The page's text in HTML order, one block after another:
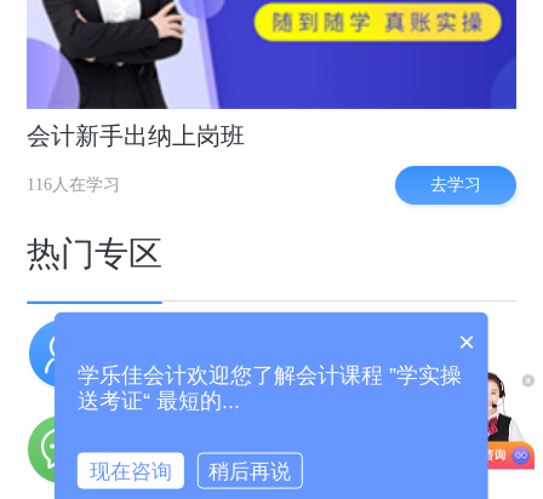
会计新手出纳上岗班
116人在学习 去学习
热门专区
老会计经验分享 好会计工作推荐
不懂向老师提问
×
学乐佳会计欢迎您了解会计课程 ”学实操
送考证“ 最短的...
现在咨询 稍后再说